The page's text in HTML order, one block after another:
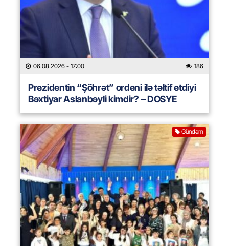
06.08.2026 - 17:00 186
Prezidentin “Şöhrət” ordeni ilə təltif etdiyi
Bəxtiyar Aslanbəyli kimdir? – DOSYE
Gündəm